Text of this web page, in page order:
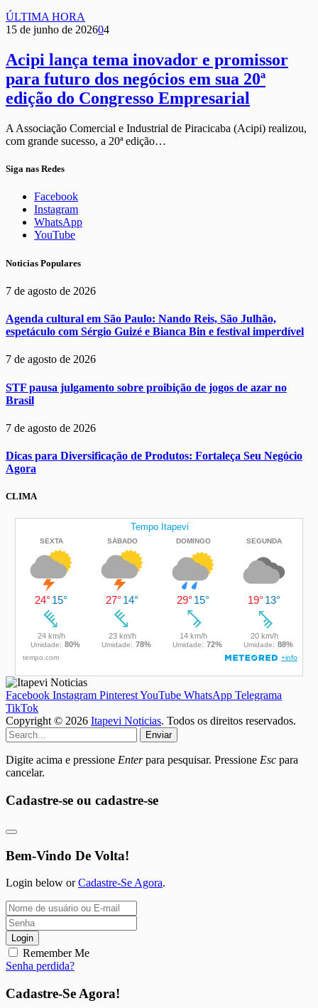
ÚLTIMA HORA
15 de junho de 202604
Acipi lança tema inovador e promissor
para futuro dos negócios em sua 20ª
edição do Congresso Empresarial
A Associação Comercial e Industrial de Piracicaba (Acipi) realizou,
com grande sucesso, a 20ª edição…
Siga nas Redes
Facebook
Instagram
WhatsApp
YouTube
Noticias Populares
7 de agosto de 2026
Agenda cultural em São Paulo: Nando Reis, São Julhão,
espetáculo com Sérgio Guizé e Bianca Bin e festival imperdível
7 de agosto de 2026
STF pausa julgamento sobre proibição de jogos de azar no
Brasil
7 de agosto de 2026
Dicas para Diversificação de Produtos: Fortaleça Seu Negócio
Agora
CLIMA
Facebook Instagram PinterestYouTube WhatsApp Telegrama
TikTok
Copyright © 2026 Itapevi Noticias. Todos os direitos reservados.
Enviar
Digite acima e pressione Enterpara pesquisar. Pressione Esc para
cancelar.
Cadastre-se ou cadastre-se
Bem-Vindo De Volta!
Login below orCadastre-Se Agora.
Login
Remember Me
Senha perdida?
Cadastre-Se Agora!